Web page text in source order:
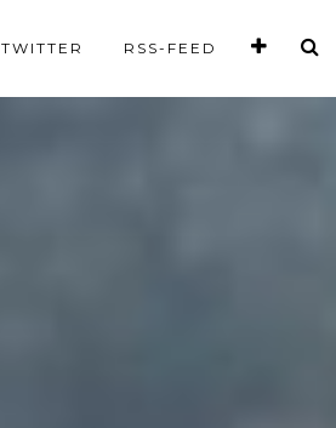
TWITTER RSS-FEED